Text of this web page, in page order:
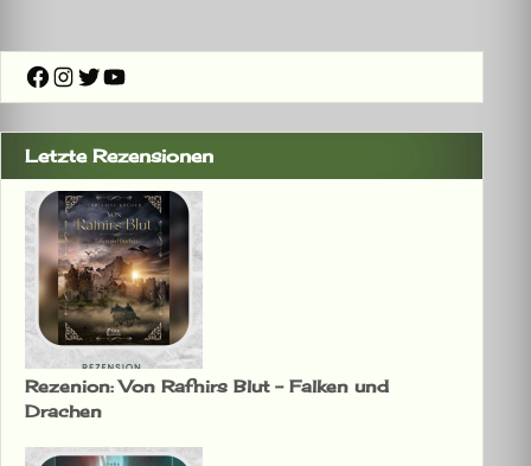
Facebook
Instagram
Twitter
YouTube
Letzte Rezensionen
Rezenion: Von Rafnirs Blut – Falken und
Drachen